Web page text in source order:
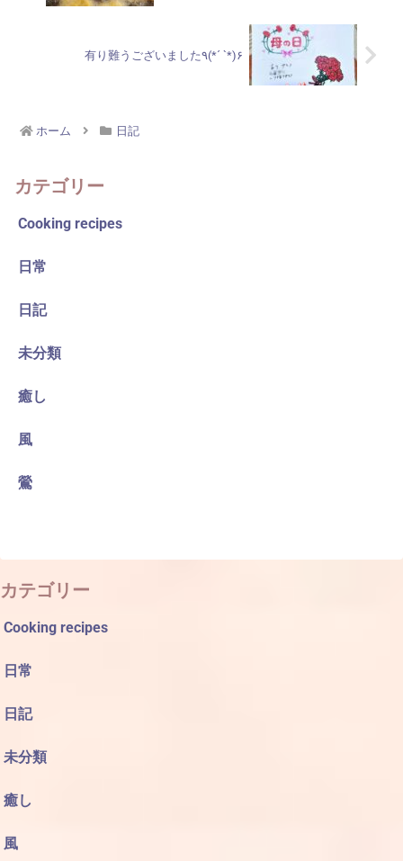
有り難うございました٩(*´ `*)۶
ホーム 日記
カテゴリー
Cooking recipes
日常
日記
未分類
癒し
風
鶯
カテゴリー
Cooking recipes
日常
日記
未分類
癒し
風